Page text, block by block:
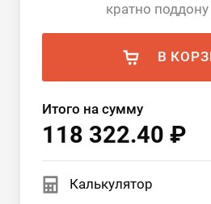
кратно
В
Итого на сумму
118 322.40 ₽
Калькулятор